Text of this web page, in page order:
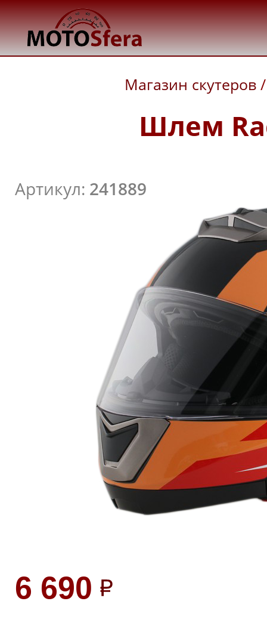
Магазин скутеров /
Шлем
Артикул: 241889
6 690